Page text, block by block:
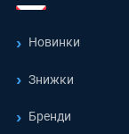
Новинки
Знижки
Бренди